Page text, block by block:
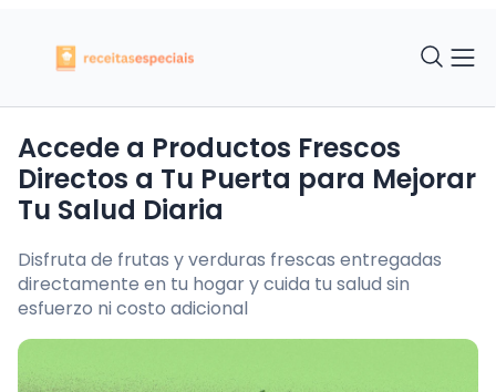
Accede a Productos Frescos
Directos a Tu Puerta para Mejorar
Tu Salud Diaria
Disfruta de frutas y verduras frescas entregadas
directamente en tu hogar y cuida tu salud sin
esfuerzo ni costo adicional